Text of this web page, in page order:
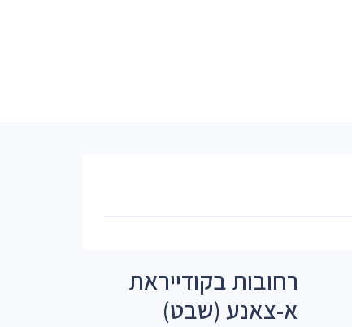
רחובות בקודייראת
א-צאנע (שבט)